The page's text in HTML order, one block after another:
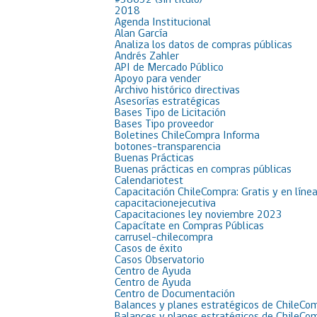
2018
Agenda Institucional
Alan García
Analiza los datos de compras públicas
Andrés Zahler
API de Mercado Público
Apoyo para vender
Archivo histórico directivas
Asesorías estratégicas
Bases Tipo de Licitación
Bases Tipo proveedor
Boletines ChileCompra Informa
botones-transparencia
Buenas Prácticas
Buenas prácticas en compras públicas
Calendariotest
Capacitación ChileCompra: Gratis y en línea
capacitacionejecutiva
Capacitaciones ley noviembre 2023
Capacítate en Compras Públicas
carrusel-chilecompra
Casos de éxito
Casos Observatorio
Centro de Ayuda
Centro de Ayuda
Centro de Documentación
Balances y planes estratégicos de